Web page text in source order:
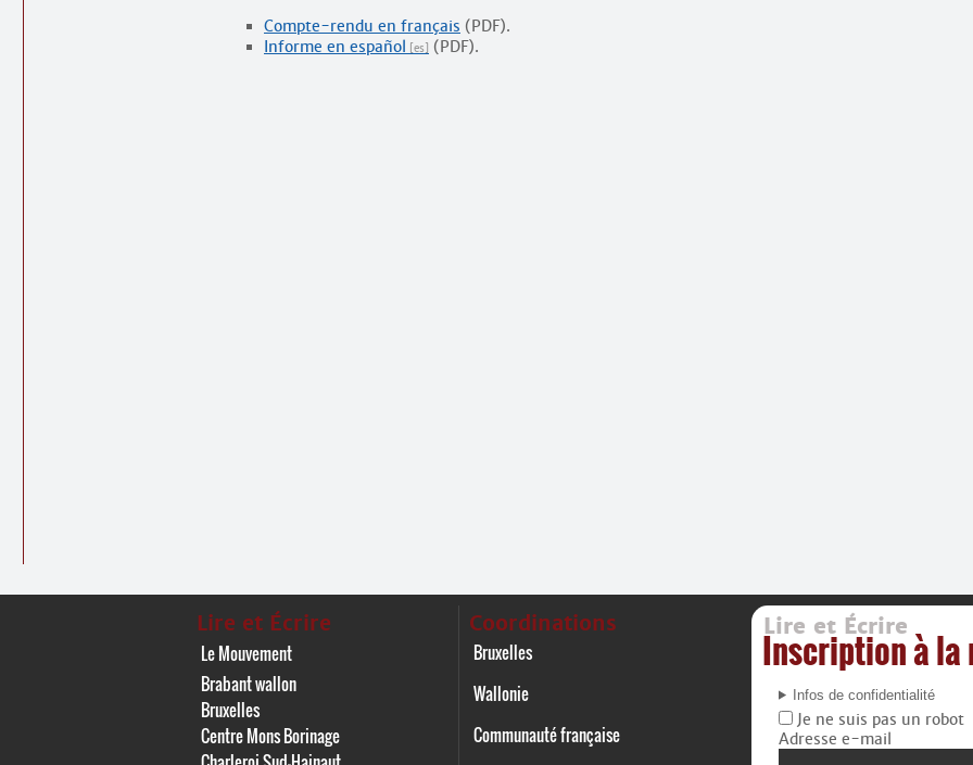
Compte-rendu en français (PDF).
Informe en español
(PDF).
Lire et Écrire
Le Mouvement
Brabant wallon
Bruxelles
Centre Mons Borinage
Coordinations
Bruxelles
Wallonie
Communauté française
Lire et Écrire
Inscription à la
Infos de confidentialité
Je ne suis pas un robot
Adresse e-mail